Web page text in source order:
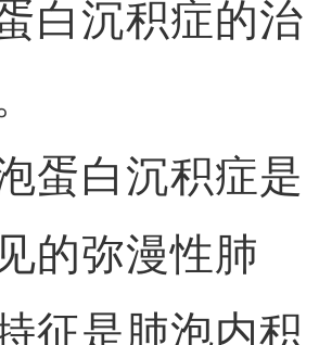
白沉积症的治
白沉积症是
的弥漫性肺
征是肺泡内积